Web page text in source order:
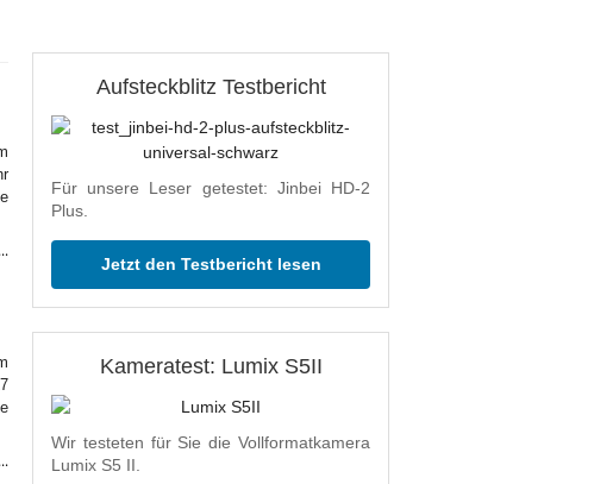
Aufsteckblitz Testbericht
Für unsere Leser getestet: Jinbei HD-2
Plus.
Jetzt den Testbericht lesen
Kameratest: Lumix S5II
Wir testeten für Sie die Vollformatkamera
Lumix S5 II.